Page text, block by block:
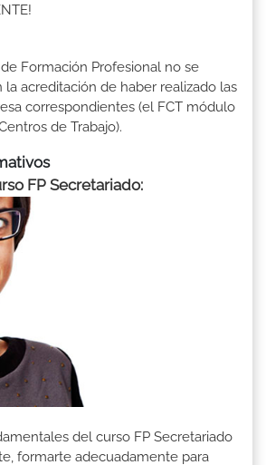
Formación Profesional no se
acreditación de haber realizado las
correspondientes (el FCT módulo
de Trabajo).
FP Secretariado:
del curso FP Secretariado
formarte adecuadamente para